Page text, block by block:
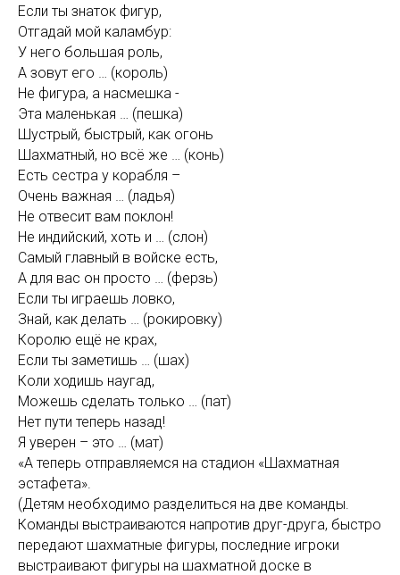
Если ты знаток фигур,
Отгадай мой каламбур:
У него большая роль,
А зовут его … (король)
Не фигура, а насмешка -
Эта маленькая … (пешка)
Шустрый, быстрый, как огонь
Шахматный, но всё же … (конь)
Есть сестра у корабля –
Очень важная … (ладья)
Не отвесит вам поклон!
Не индийский, хоть и … (слон)
Самый главный в войске есть,
А для вас он просто … (ферзь)
Если ты играешь ловко,
Знай, как делать … (рокировку)
Королю ещё не крах,
Если ты заметишь … (шах)
Коли ходишь наугад,
Можешь сделать только … (пат)
Нет пути теперь назад!
Я уверен – это … (мат)
«А теперь отправляемся на стадион «Шахматная
эстафета».
(Детям необходимо разделиться на две команды.
Команды выстраиваются напротив друг-друга, быстро
передают шахматные фигуры, последние игроки
выстраивают фигуры на шахматной доске в